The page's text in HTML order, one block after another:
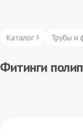
Каталог Трубы и
Фитинги